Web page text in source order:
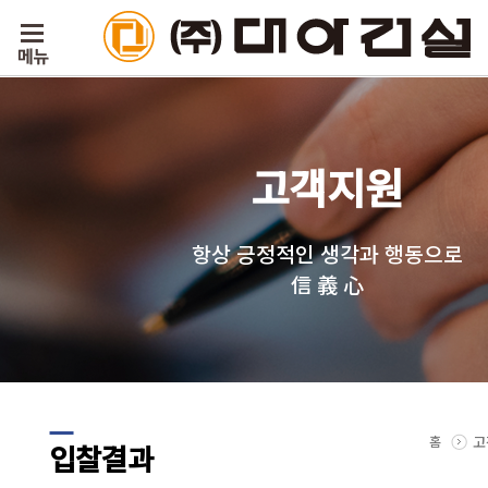
고객지원
항상 긍정적인 생각과 행동으로
信 義 心
입찰결과 홈